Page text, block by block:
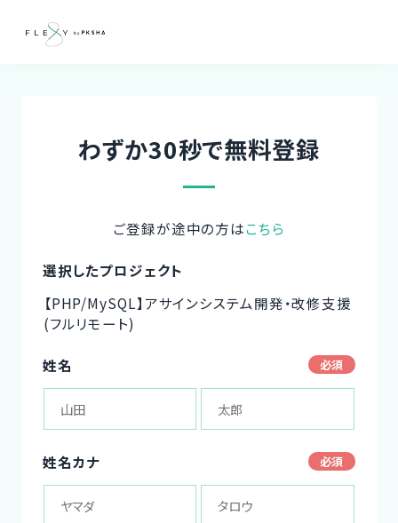
わずか30秒で無料登録
ご登録が途中の方はこちら
選択したプロジェクト
【PHP/MySQL】アサインシステム開発・改修支援
(フルリモート)
姓名
姓名カナ